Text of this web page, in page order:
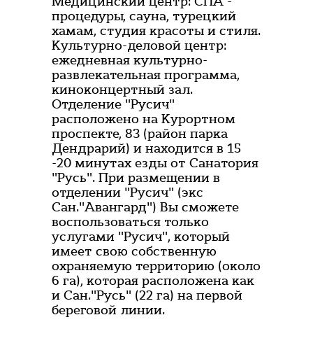
процедуры, сауна, турецкий
хамам, студия красоты и стиля.
Культурно-деловой центр:
ежедневная культурно-
развлекательная программа,
киноконцертный зал.
Отделение "Русич"
расположено на Курортном
проспекте, 83 (район парка
Дендрарий) и находится в 15
-20 минутах езды от Санатория
"Русь". При размещении в
отделении "Русич" (экс
Сан."Авангард") Вы сможете
воспользоваться только
услугами "Русич", который
имеет свою собственную
охраняемую территорию (около
6 га), которая расположена как
и Сан."Русь" (22 га) на первой
береговой линии.